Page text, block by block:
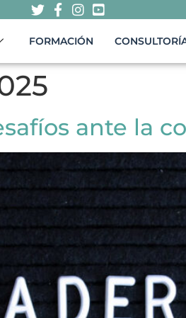
FORMACIÓN
ante la